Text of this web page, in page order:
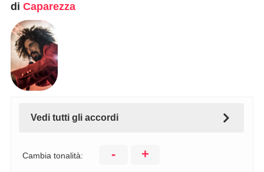
di Caparezza
Vedi tutti gli accordi
Cambia tonalità: - +